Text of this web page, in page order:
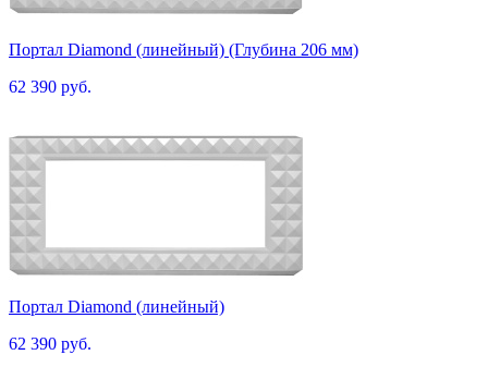
Портал Diamond (линейный) (Глубина 206 мм)
62 390 руб.
Портал Diamond (линейный)
62 390 руб.